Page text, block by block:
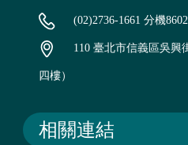
(02)2736-1661 分機
110 臺北市信義區吳興
四樓）
相關連結